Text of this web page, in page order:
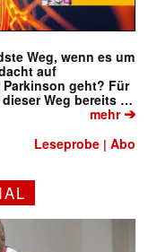
Weg, wenn es um
auf
geht? Für
Weg bereits …
mehr➔
Leseprobe |Abo